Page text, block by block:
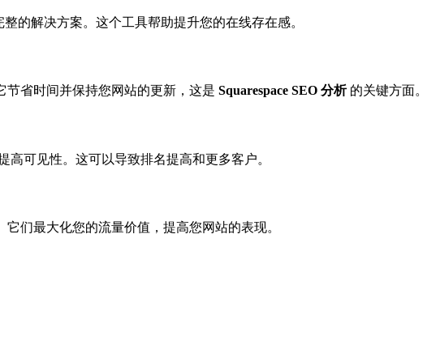
的解决方案。这个工具帮助提升您的在线存在感。
节省时间并保持您网站的更新，这是 Squarespace SEO 分析的关键方面。
高可见性。这可以导致排名提高和更多客户。
们最大化您的流量价值，提高您网站的表现。